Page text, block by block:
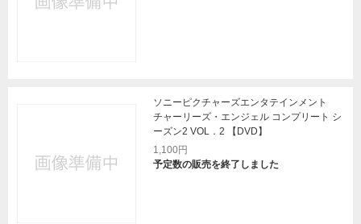
ソニーピクチャーズエンタテインメント
チャーリーズ・エンジェル コンプリート シ
ーズン2 VOL．2 【DVD】
1,100円
予定数の販売を終了しました